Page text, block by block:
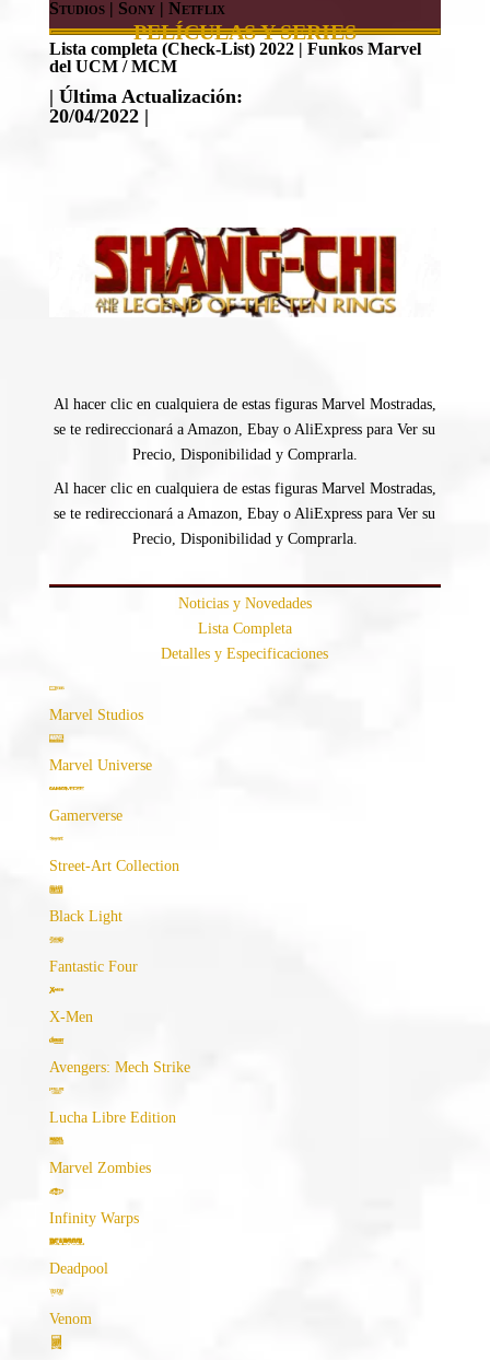
Studios | Sony | Netflix
PELÍCULAS Y SERIES
Lista completa (Check-List) 2022 | Funkos Marvel
del UCM / MCM
| Última Actualización:
20/04/2022 |
Al hacer clic en cualquiera de estas figuras Marvel Mostradas,
se te redireccionará a Amazon, Ebay o AliExpress para Ver su
Precio, Disponibilidad y Comprarla.
Al hacer clic en cualquiera de estas figuras Marvel Mostradas,
se te redireccionará a Amazon, Ebay o AliExpress para Ver su
Precio, Disponibilidad y Comprarla.
Noticias y Novedades
Lista Completa
Detalles y Especificaciones
Marvel Studios
Marvel Universe
Gamerverse
Street-Art Collection
Black Light
Fantastic Four
X-Men
Avengers: Mech Strike
Lucha Libre Edition
Marvel Zombies
Infinity Warps
Deadpool
Venom